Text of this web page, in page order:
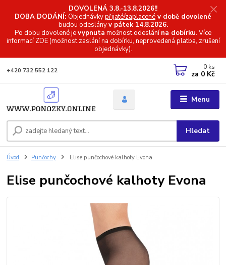
DOVOLENÁ 3.8.-13.8.2026!!
DOBA DODÁNÍ: Objednávkypřijaté/zaplacené v době dovolené
budou odeslányv pátek 14.8.2026.
Po dobu dovolené jevypnuta možnost odeslánína dobírku. Více
informacíZDE (možnost zaslání na dobírku, neprovedená platba, zrušení
objednávky).
Menu
Hledat
+420 732 552 122 0 ks
za 0 Kč
Úvod Punčochy Elise punčochové kalhoty Evona
Elise punčochové kalhoty Evona